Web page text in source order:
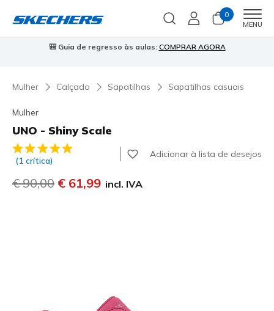
0
MENU
🎒 Guia de regresso às aulas: COMPRAR AGORA
Mulher Calçado Sapatilhas Sapatilhas casuais
Mulher
UNO - Shiny Scale
3$9 de 5 – Classificação do cliente
(1 crítica)
Adicionar à lista de desejos
Preço com desconto de
€ 90,00 para
€ 61,99 incl. IVA